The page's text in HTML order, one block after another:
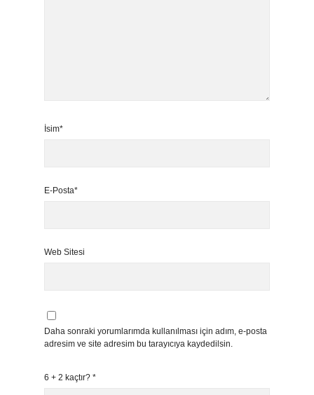
İsim*
E-Posta*
Web Sitesi
Daha sonraki yorumlarımda kullanılması için adım, e-posta
adresim ve site adresim bu tarayıcıya kaydedilsin.
6 + 2 kaçtır? *